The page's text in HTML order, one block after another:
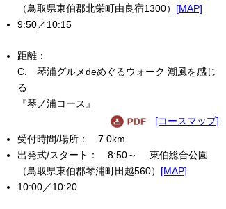
（鳥取県東伯郡北栄町由良宿1300） [MAP]
9:50／10:15
C. 琴浦グルメdeめぐるウォーク 潮風を感じ
る
『琴ノ浦コース』
[コースマップ]
7.0km
8:50～ 東伯総合公園
（鳥取県東伯郡琴浦町田越560） [MAP]
10:00／10:20